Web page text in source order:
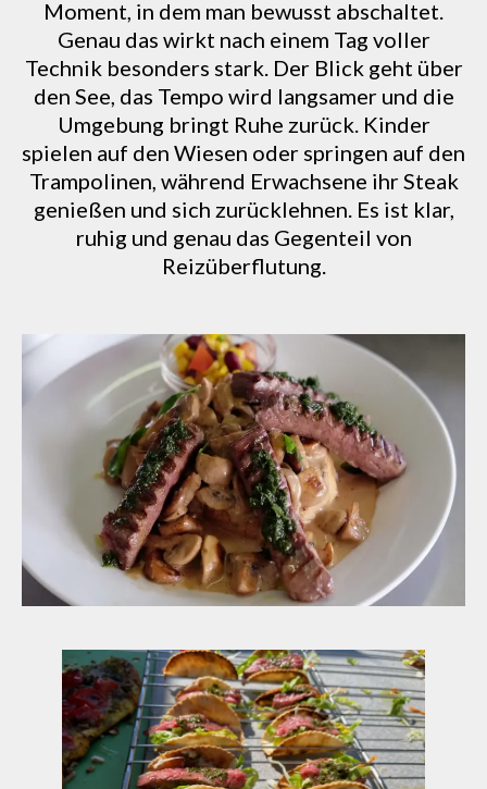
Moment, in dem man bewusst abschaltet.
Genau das wirkt nach einem Tag voller
Technik besonders stark. Der Blick geht über
den See, das Tempo wird langsamer und die
Umgebung bringt Ruhe zurück. Kinder
spielen auf den Wiesen oder springen auf den
Trampolinen, während Erwachsene ihr Steak
genießen und sich zurücklehnen. Es ist klar,
ruhig und genau das Gegenteil von
Reizüberflutung.